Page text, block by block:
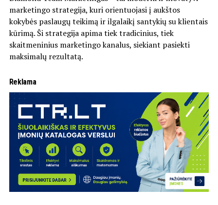
marketingo strategija, kuri orientuojasi į aukštos
kokybės paslaugų teikimą ir ilgalaikį santykių su klientais
kūrimą. Ši strategija apima tiek tradicinius, tiek
skaitmeninius marketingo kanalus, siekiant pasiekti
maksimalų rezultatą.
Reklama